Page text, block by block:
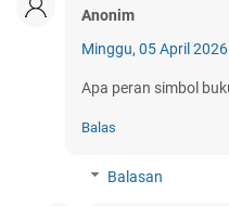
Anonim
Minggu, 05 April
Apa peran simbol
Balas
Balasan